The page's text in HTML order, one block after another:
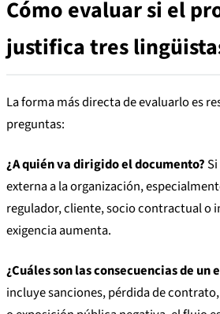
Cómo evaluar si el
justifica tres
La forma más directa de evaluarlo es
preguntas:
¿A quién va dirigido el documento?
externa a la organización,
regulador, cliente, socio contractual o
exigencia aumenta.
¿Cuáles son las consecuencias de un
incluye sanciones, pérdida de